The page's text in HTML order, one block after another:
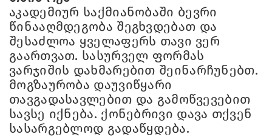
აკადემიურ საქმიანობაში ბევრი
წინააღმდეგობა შეგხვდებათ და
შესაძლოა ყველაფერს თავი ვერ
გაართვათ. სასურველ ფორმას
ვარჯიშის დახმარებით შეინარჩუნებთ.
მოგზაურობა დაუვიწყარი
თავგადასავლებით და გამოწვევებით
სავსე იქნება. ქონებრივი დავა თქვენ
სასარგებლოდ გადაწყდება.